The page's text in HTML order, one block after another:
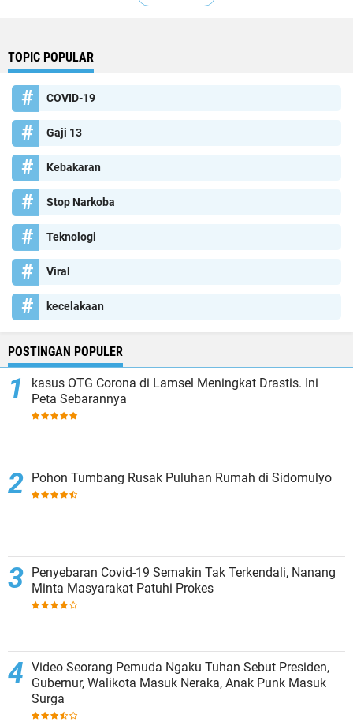
TOPIC POPULAR
COVID-19
Gaji 13
Kebakaran
Stop Narkoba
Teknologi
Viral
kecelakaan
POSTINGAN POPULER
kasus OTG Corona di Lamsel Meningkat Drastis. Ini
Peta Sebarannya
Pohon Tumbang Rusak Puluhan Rumah di Sidomulyo
Penyebaran Covid-19 Semakin Tak Terkendali, Nanang
Minta Masyarakat Patuhi Prokes
Video Seorang Pemuda Ngaku Tuhan Sebut Presiden,
Gubernur, Walikota Masuk Neraka, Anak Punk Masuk
Surga